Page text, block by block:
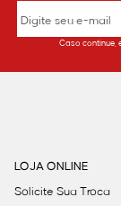
Caso continue,
LOJA ONLINE
Solicite Sua Troca